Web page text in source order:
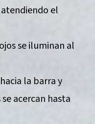
el
se iluminan al
la barra y
acercan hasta